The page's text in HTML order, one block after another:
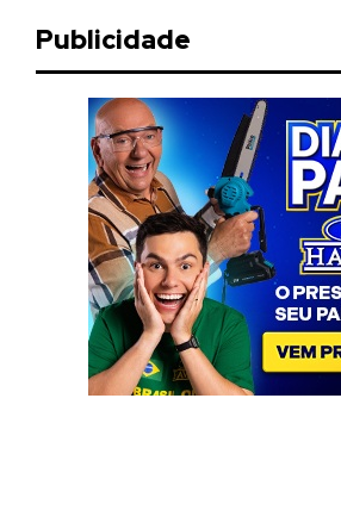
Publicidade